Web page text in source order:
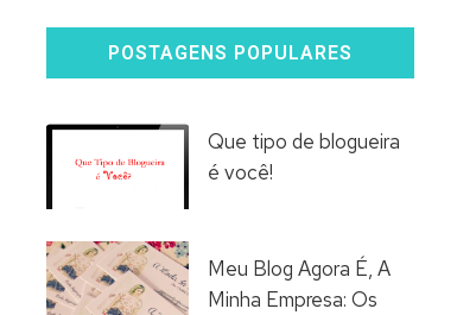
POSTAGENS POPULARES
Que tipo de blogueira
é você!
Meu Blog Agora É, A
Minha Empresa: Os